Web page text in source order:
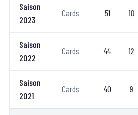
Saison
2023
Cards 51 10
Saison
2022
Cards 44 12
Saison
2021
Cards 40 9